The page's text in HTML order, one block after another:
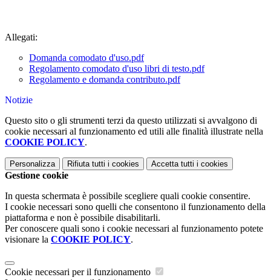
Allegati:
Domanda comodato d'uso.pdf
Regolamento comodato d'uso libri di testo.pdf
Regolamento e domanda contributo.pdf
Notizie
Questo sito o gli strumenti terzi da questo utilizzati si avvalgono di
cookie necessari al funzionamento ed utili alle finalità illustrate nella
COOKIE POLICY.
Personalizza Rifiuta tutti i cookies Accetta tutti i cookies
Gestione cookie
In questa schermata è possibile scegliere quali cookie consentire.
I cookie necessari sono quelli che consentono il funzionamento della
piattaforma e non è possibile disabilitarli.
Per conoscere quali sono i cookie necessari al funzionamento potete
visionare la COOKIE POLICY.
Cookie necessari per il funzionamento